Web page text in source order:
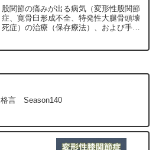
股関節の痛みが出る病気（変形性股関節
症、寛骨臼形成不全、特発性大腿骨頭壊
死症）の治療（保存療法）、および手術
格言 Season140